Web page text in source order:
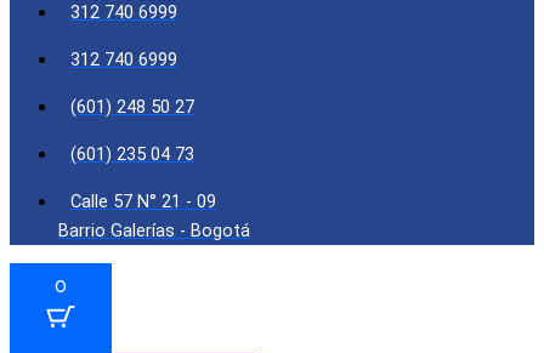
312 740 6999
312 740 6999
(601) 248 50 27
(601) 235 04 73
Calle 57 N° 21 - 09
Barrio Galerías - Bogotá
0